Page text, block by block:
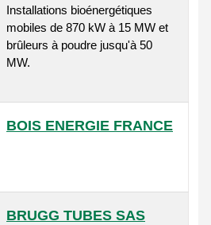
Installations bioénergétiques
mobiles de 870 kW à 15 MW et
brûleurs à poudre jusqu'à 50
MW.
BOIS ENERGIE FRANCE
BRUGG TUBES SAS